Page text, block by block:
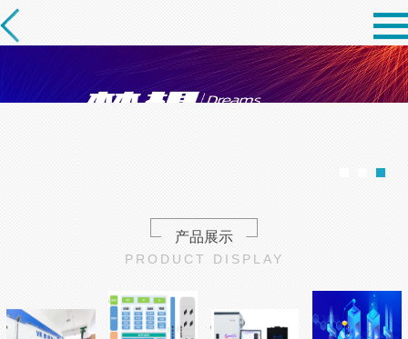
产品展示
PRODUCT DISPLAY